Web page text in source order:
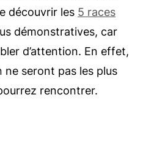
découvrir les 5 races
démonstratives, car
d’attention. En effet,
ne seront pas les plus
rencontrer.